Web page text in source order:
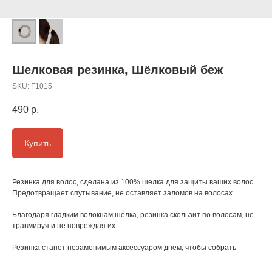
Шелковая резинка, Шёлковый беж
SKU: F1015
490 р.
Купить
Резинка для волос, сделана из 100% шелка для защиты ваших волос.
Предотвращает спутывание, не оставляет заломов на волосах.
Благодаря гладким волокнам шёлка, резинка скользит по волосам, не
травмируя и не повреждая их.
Резинка станет незаменимым аксессуаром днем, чтобы собрать